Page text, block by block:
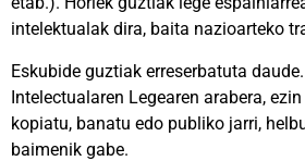
intelektualak dira, baita nazioarteko
Eskubide guztiak erreserbatuta
Intelectualaren Legearen arabera,
kopiatu, banatu edo publiko jarri,
baimenik gabe.